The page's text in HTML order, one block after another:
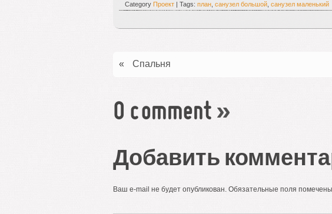
Category Проект | Tags: план санузел большой санузел маленький
« Спальня
0 comment »
Добавить
Ваш e-mail не будет опубликован. Обязательные поля помечены